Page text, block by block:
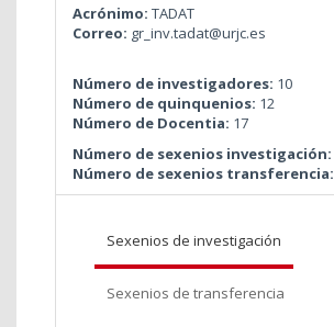
Acrónimo: TADAT
Correo: gr_inv.tadat@urjc.es
Número de investigadores: 10
Número de quinquenios: 12
Número de Docentia: 17
Número de sexenios investigación:
Número de sexenios transferencia:
Sexenios de investigación
Sexenios de transferencia